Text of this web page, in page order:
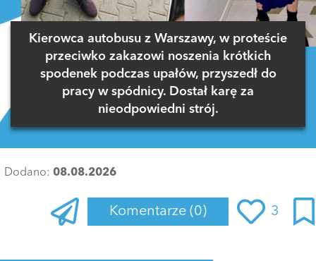
Kierowca autobusu z Warszawy, w proteście
przeciwko zakazowi noszenia krótkich
spodenek podczas upałów, przyszedł do
pracy w spódnicy. Dostał karę za
nieodpowiedni strój.
Dodano: 08.08.2026
Komentarze (0) 3